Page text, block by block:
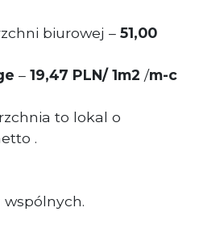
biurowej – 51,00
– 19,47 PLN/ 1m2 /m-c
to lokal o
.
wspólnych.